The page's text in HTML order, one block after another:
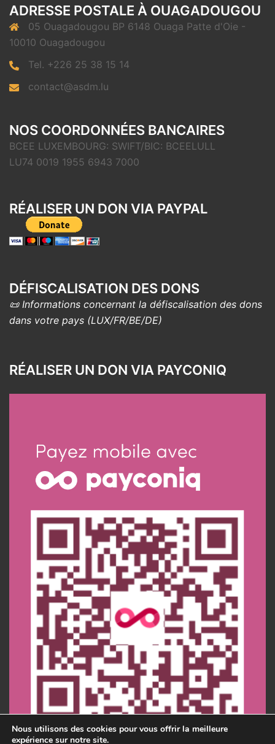
ADRESSE POSTALE À OUAGADOUGOU
05 Ouagadougou BP 6148 Ouaga Patte d'Oie -
10010 Ouagadougou
Tel. +226 25 38 15 14
contact@asdm.lu
NOS COORDONNÉES BANCAIRES
BCEE LUXEMBOURG: SWIFT/BIC: BCEELULL
LU74 0019 1955 6943 7000
RÉALISER UN DON VIA PAYPAL
DÉFISCALISATION DES DONS
📜 Informations concernant la défiscalisation des dons
dans votre pays (LUX/FR/BE/DE)
RÉALISER UN DON VIA PAYCONIQ
Nous utilisons des cookies pour vous offrir la meilleure
expérience sur notre site.